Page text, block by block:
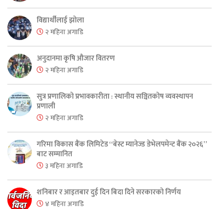
विद्यार्थीलाई झोला
२ महिना अगाडि
अनुदानमा कृषि औजार वितरण
२ महिना अगाडि
सुत्र प्रणालिको प्रभावकारीता : स्थानीय सञ्चितकोष व्यवस्थापन
प्रणाली
२ महिना अगाडि
गरिमा विकास बैंक लिमिटेड “बेस्ट म्यानेज्ड डेभेलपमेन्ट बैंक २०२६”
बाट सम्मानित
३ महिना अगाडि
शनिबार र आइतबार दुई दिन बिदा दिने सरकारको निर्णय
४ महिना अगाडि